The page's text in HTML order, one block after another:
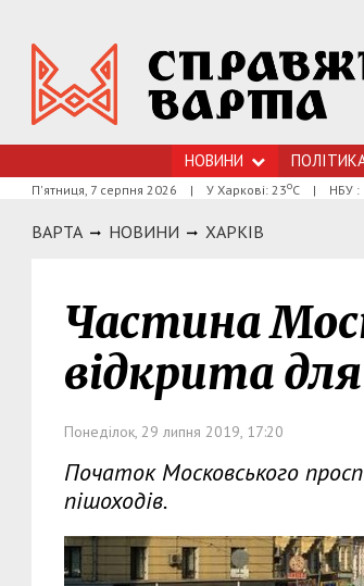
НОВИНИ
П'ятниця, 7 серпня 2026 | У Харкові: 23оС | НБУ :
ВАРТА НОВИНИ ХАРКIВ
Частина
відкрита
Понеділок, 29 липня 2019, 17:20
Початок Московського
пішоходів.